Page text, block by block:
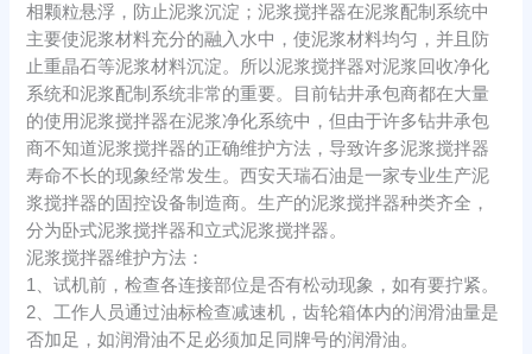
相颗粒悬浮，防止泥浆沉淀；泥浆搅拌器在泥浆配制系统中
主要使泥浆材料充分的融入水中，使泥浆材料均匀，并且防
止重晶石等泥浆材料沉淀。所以泥浆搅拌器对泥浆回收净化
系统和泥浆配制系统非常的重要。目前钻井承包商都在大量
的使用泥浆搅拌器在泥浆净化系统中，但由于许多钻井承包
商不知道泥浆搅拌器的正确维护方法，导致许多泥浆搅拌器
寿命不长的现象经常发生。西安天瑞石油是一家专业生产泥
浆搅拌器的固控设备制造商。生产的泥浆搅拌器种类齐全，
分为卧式泥浆搅拌器和立式泥浆搅拌器。
泥浆搅拌器维护方法：
1、试机前，检查各连接部位是否有松动现象，如有要拧紧。
2、工作人员通过油标检查减速机，齿轮箱体内的润滑油量是
否加足，如润滑油不足必须加足同牌号的润滑油。